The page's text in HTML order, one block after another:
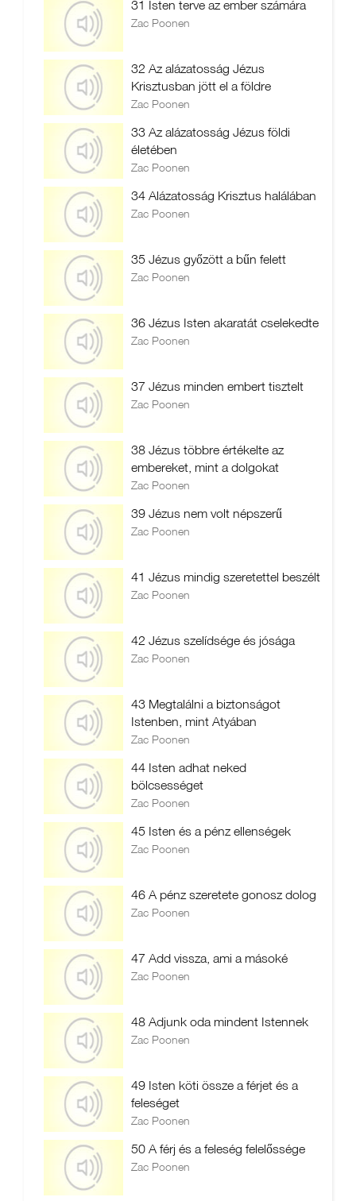
31 Isten terve az ember számára
Zac Poonen
32 Az alázatosság Jézus
Krisztusban jött el a földre
Zac Poonen
33 Az alázatosság Jézus földi
életében
Zac Poonen
34 Alázatosság Krisztus halálában
Zac Poonen
35 Jézus győzött a bűn felett
Zac Poonen
36 Jézus Isten akaratát cselekedte
Zac Poonen
37 Jézus minden embert tisztelt
Zac Poonen
38 Jézus többre értékelte az
embereket, mint a dolgokat
Zac Poonen
39 Jézus nem volt népszerű
Zac Poonen
41 Jézus mindig szeretettel beszélt
Zac Poonen
42 Jézus szelídsége és jósága
Zac Poonen
43 Megtalálni a biztonságot
Istenben, mint Atyában
Zac Poonen
44 Isten adhat neked
bölcsességet
Zac Poonen
45 Isten és a pénz ellenségek
Zac Poonen
46 A pénz szeretete gonosz dolog
Zac Poonen
47 Add vissza, ami a másoké
Zac Poonen
48 Adjunk oda mindent Istennek
Zac Poonen
49 Isten köti össze a férjet és a
feleséget
Zac Poonen
50 A férj és a feleség felelőssége
Zac Poonen